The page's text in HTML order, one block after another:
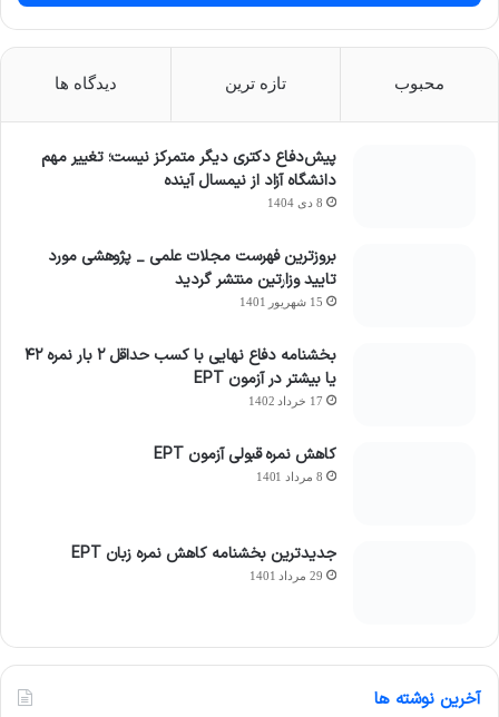
محبوب تازه ترین دیدگاه ها
پیش‌دفاع دکتری دیگر متمرکز نیست؛ تغییر مهم
دانشگاه آزاد از نیمسال آینده
8 دی 1404
بروزترین فهرست مجلات علمی _ پژوهشی مورد
تایید وزارتین منتشر گردید
15 شهریور 1401
بخشنامه دفاع نهایی با کسب حداقل ۲ بار نمره ۴۲
یا بیشتر در آزمون EPT
17 خرداد 1402
کاهش نمره قبولی آزمون EPT
8 مرداد 1401
جدیدترین بخشنامه کاهش نمره زبان EPT
29 مرداد 1401
آخرین نوشته ها